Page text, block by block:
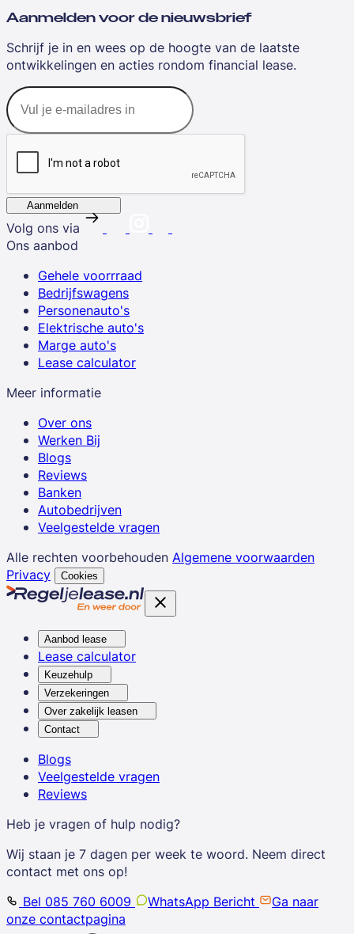
Aanmelden voor de nieuwsbrief
Schrijf je in en wees op de hoogte van de laatste
ontwikkelingen en acties rondom financial lease.
Aanmelden
Volg ons via
Ons aanbod
Gehele voorrraad
Bedrijfswagens
Personenauto's
Elektrische auto's
Marge auto's
Lease calculator
Meer informatie
Over ons
Werken Bij
Blogs
Reviews
Banken
Autobedrijven
Veelgestelde vragen
Alle rechten voorbehouden Algemene voorwaarden
Privacy
Cookies
Aanbod lease
Lease calculator
Keuzehulp
Verzekeringen
Over zakelijk leasen
Contact
Blogs
Veelgestelde vragen
Reviews
Heb je vragen of hulp nodig?
Wij staan je 7 dagen per week te woord. Neem direct
contact met ons op!
Bel 085 760 6009
WhatsApp Bericht
Ga naar
onze contactpagina